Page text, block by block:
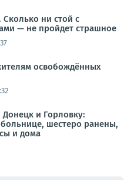
Сколько ни стой с
— не пройдет страшное
освобождённых
и Горловку:
шестеро ранены,
и дома